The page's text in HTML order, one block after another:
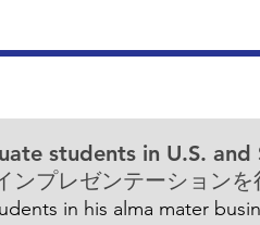
students in U.S. and
ンプレゼンテーションを
in his alma mater